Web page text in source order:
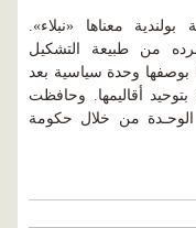
معناها «نبلاء».
من طبيعة التشكيل
بوصفها وحدة سياسية بعد
قام ملوك أسرة بياست (966 ـ 1386) بتوحيد أقاليمها. وحافظت
1572) على هـذه الوحـدة من خلال حكومة